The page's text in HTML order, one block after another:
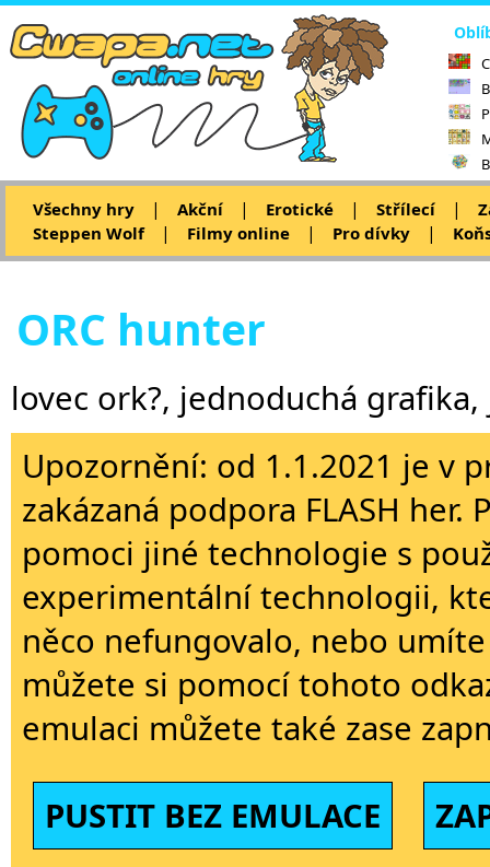
Všechny hry | Akční | Erotické | Střílecí |
Steppen Wolf
| Filmy online | Pro dívky |
ORC hunter
lovec ork?, jednoduchá
Upozornění: od 1.1.2021 je v
zakázaná podpora FLASH
pomoci jiné technologie s
experimentální technologii,
něco nefungovalo, nebo
můžete si pomocí tohoto
emulaci můžete také zase
PUSTIT BEZ EMULACE